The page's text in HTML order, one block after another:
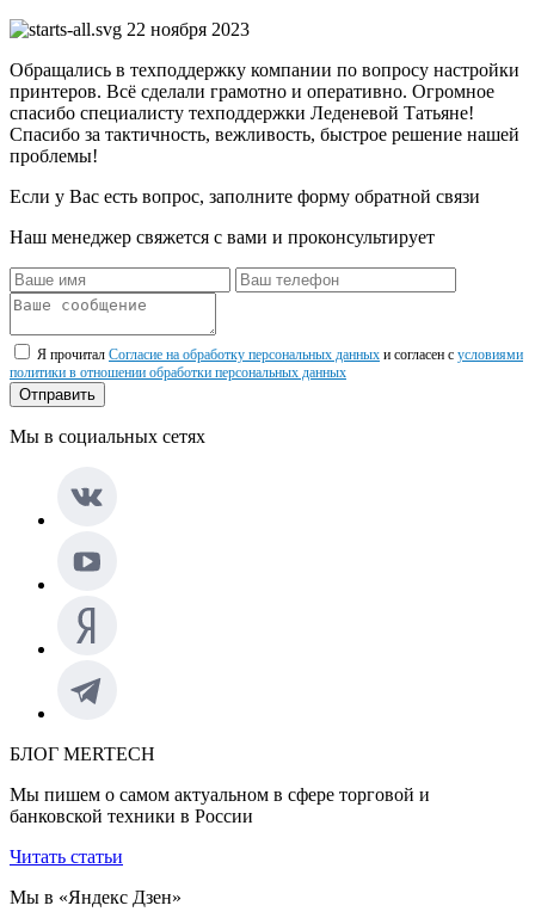
22 ноября 2023
Обращались в техподдержку компании по вопросу настройки
принтеров. Всё сделали грамотно и оперативно. Огромное
спасибо специалисту техподдержки Леденевой Татьяне!
Спасибо за тактичность, вежливость, быстрое решение нашей
проблемы!
Если у Вас есть вопрос, заполните форму обратной связи
Наш менеджер свяжется с вами и проконсультирует
Я прочитал Согласие на обработку персональных данных и согласен с условиями
политики в отношении обработки персональных данных
Отправить
Мы в социальных сетях
БЛОГ MERTECH
Мы пишем о самом актуальном в сфере торговой и
банковской техники в России
Читать статьи
Мы в «Яндекс Дзен»